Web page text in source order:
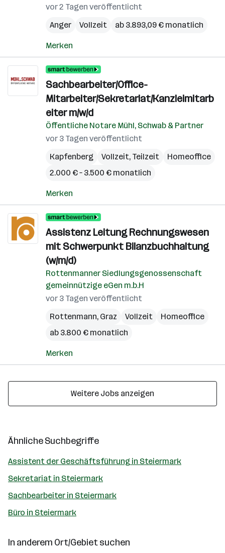
vor 2 Tagen veröffentlicht
Anger
Vollzeit ab 3.893,09 € monatlich
Merken
Sachbearbeiter/Office-
Mitarbeiter/Sekretariat/Kanzleimitarb
eiter m/w/d
Öffentliche Notare Mühl, Schwab & Partner
vor 3 Tagen veröffentlicht
Kapfenberg
Vollzeit, Teilzeit
Homeoffice
2.000 € – 3.500 € monatlich
Merken
Assistenz Leitung Rechnungswesen
mit Schwerpunkt Bilanzbuchhaltung
(w/m/d)
Rottenmanner Siedlungsgenossenschaft
gemeinnützige eGen m.b.H
vor 3 Tagen veröffentlicht
Rottenmann, Graz Vollzeit
Homeoffice
ab 3.800 € monatlich
Merken
Weitere Jobs anzeigen
Ähnliche Suchbegriffe
Assistent der Geschäftsführung in Steiermark
Sekretariat in Steiermark
Sachbearbeiter in Steiermark
Büro in Steiermark
In anderem Ort/Gebiet suchen